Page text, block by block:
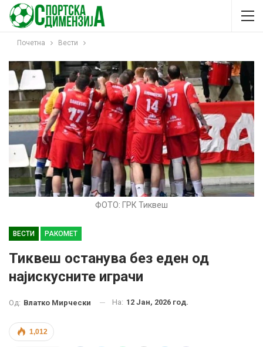
Почетна Вести
ФОТО: ГРК Тиквеш
ВЕСТИ РАКОМЕТ
Тиквеш останува без еден од
најискусните играчи
Од: Влатко Мирчески На: 12 Јан, 2026 год.
1,012